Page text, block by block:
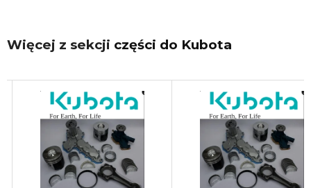
Więcej z sekcji części do Kubota